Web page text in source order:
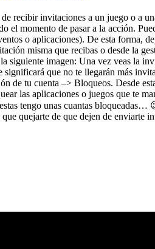
recibir invitaciones a un juego o a
momento de pasar a la acción.
o aplicaciones). De esta forma,
misma que recibas o desde la
imagen: Una vez veas la
que no te llegarán más
de tu cuenta –> Bloqueos. Desde
las aplicaciones o juegos que te
tengo unas cuantas
quejarte de que dejen de enviarte